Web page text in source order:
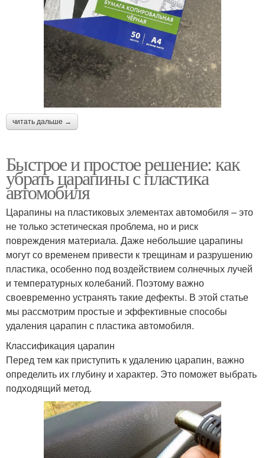
читать дальше →
Быстрое и простое решение: как
убрать царапины с пластика
автомобиля
Царапины на пластиковых элементах автомобиля – это
не только эстетическая проблема, но и риск
повреждения материала. Даже небольшие царапины
могут со временем привести к трещинам и разрушению
пластика, особенно под воздействием солнечных лучей
и температурных колебаний. Поэтому важно
своевременно устранять такие дефекты. В этой статье
мы рассмотрим простые и эффективные способы
удаления царапин с пластика автомобиля.
Классификация царапин
Перед тем как приступить к удалению царапин, важно
определить их глубину и характер. Это поможет выбрать
подходящий метод.